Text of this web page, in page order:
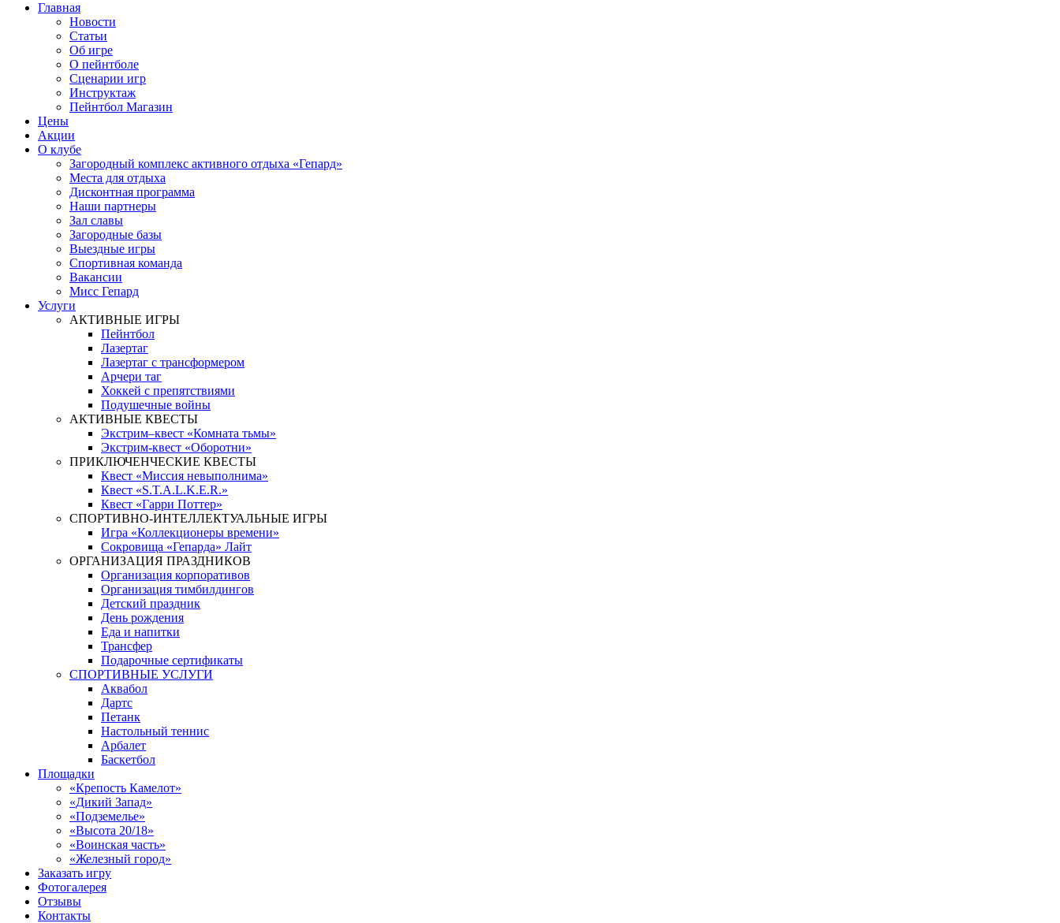
Главная
Новости
Статьи
Об игре
О пейнтболе
Сценарии игр
Инструктаж
Пейнтбол Магазин
Цены
Акции
О клубе
Загородный комплекс активного отдыха «Гепард»
Места для отдыха
Дисконтная программа
Наши партнеры
Зал славы
Загородные базы
Выездные игры
Спортивная команда
Вакансии
Мисс Гепард
Услуги
АКТИВНЫЕ ИГРЫ
Пейнтбол
Лазертаг
Лазертаг с трансформером
Арчери таг
Хоккей с препятствиями
Подушечные войны
АКТИВНЫЕ КВЕСТЫ
Экстрим–квест «Комната тьмы»
Экстрим-квест «Оборотни»
ПРИКЛЮЧЕНЧЕСКИЕ КВЕСТЫ
Квест «Миссия невыполнима»
Квест «S.T.A.L.K.E.R.»
Квест «Гарри Поттер»
СПОРТИВНО-ИНТЕЛЛЕКТУАЛЬНЫЕ ИГРЫ
Игра «Коллекционеры времени»
Сокровища «Гепарда» Лайт
ОРГАНИЗАЦИЯ ПРАЗДНИКОВ
Организация корпоративов
Организация тимбилдингов
Детский праздник
День рождения
Еда и напитки
Трансфер
Подарочные сертификаты
СПОРТИВНЫЕ УСЛУГИ
Аквабол
Дартс
Петанк
Настольный теннис
Арбалет
Баскетбол
Площадки
«Крепость Камелот»
«Дикий Запад»
«Подземелье»
«Высота 20/18»
«Воинская часть»
«Железный город»
Заказать игру
Фотогалерея
Отзывы
Контакты